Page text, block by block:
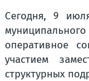
Сегодня, 9
оперативное
участием
структурных